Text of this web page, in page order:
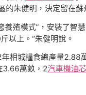
的朱健明，決定留在蘇
殖模式”，安裝了智
以上。”朱健明說。
相城糧食總產量2.88
3.66萬畝，2汽車機油芯